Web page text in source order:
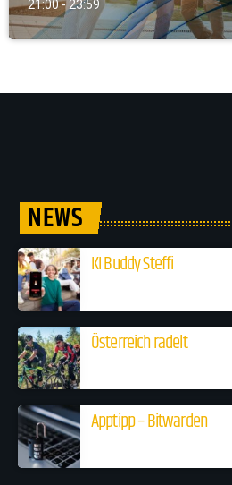
21:00 - 23:59
NEWS
KI Buddy Steffi
Österreich radelt
Apptipp – Bitwarden